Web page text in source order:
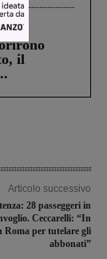
il
Articolo successivo
28 passeggeri in
Ceccarelli: “In
Roma per tutelare gli
abbonati”